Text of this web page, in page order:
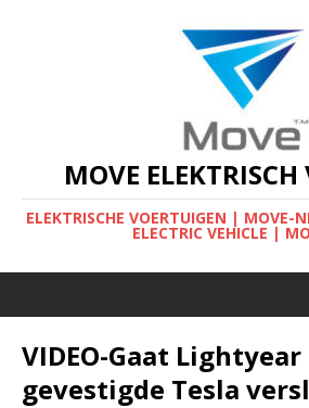
MOVE ELEKTRISCH
ELEKTRISCHE VOERTUIGEN |
ELECTRIC VEHICLE |
VIDEO-Gaat
gevestigde Tesla